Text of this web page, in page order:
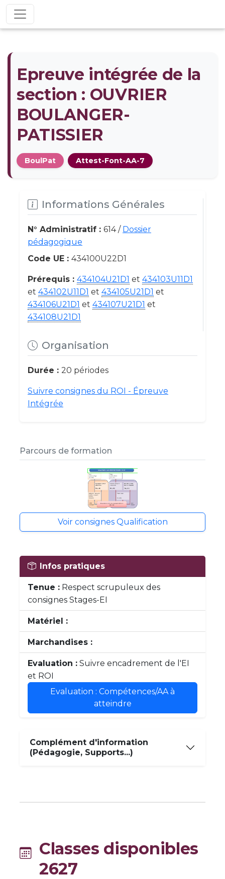
Epreuve intégrée de la
section : OUVRIER
BOULANGER-
PATISSIER
BoulPat Attest-Font-AA-7
Informations Générales
N° Administratif : 614 / Dossier
pédagogique
Code UE : 434100U22D1
Prérequis : 434104U21D1 et 434103U11D1
et 434102U11D1 et 434105U21D1 et
434106U21D1 et 434107U21D1 et
434108U21D1
Organisation
Durée : 20 périodes
Suivre consignes du ROI - Épreuve
Intégrée
Parcours de formation
Voir consignes Qualification
Infos pratiques
Tenue : Respect scrupuleux des
consignes Stages-EI
Matériel :
Marchandises :
Evaluation : Suivre encadrement de l'EI
et ROI
Evaluation : Compétences/AA à
atteindre
Complément d'information
(Pédagogie, Supports...)
Classes disponibles
2627